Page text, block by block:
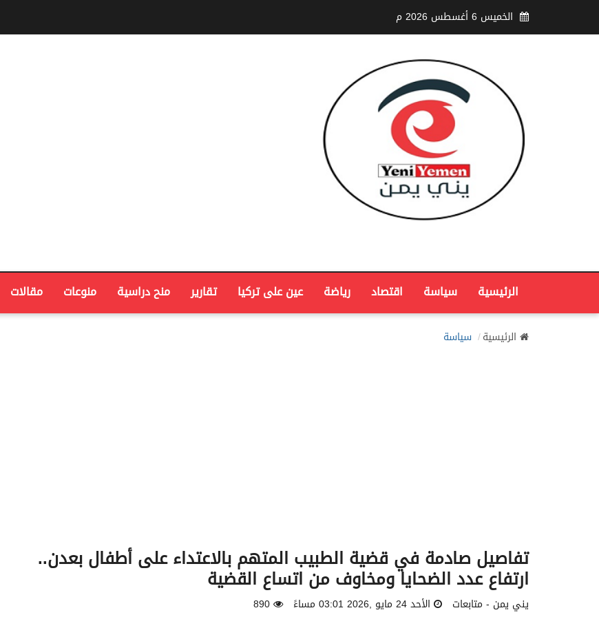
الخميس 6 أغسطس 2026 م
الرئيسية سياسة اقتصاد رياضة عين على تركيا تقارير منح دراسية منوعات مقالات
الرئيسية سياسة
تفاصيل صادمة في قضية الطبيب المتهم بالاعتداء على أطفال بعدن..
ارتفاع عدد الضحايا ومخاوف من اتساع القضية
يني يمن - متابعات الأحد 24 مايو ,2026 03:01 مساءً 890